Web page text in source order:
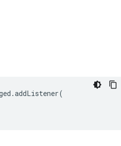
.addListener(